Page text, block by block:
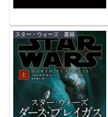
スター・ウォーズ 書籍